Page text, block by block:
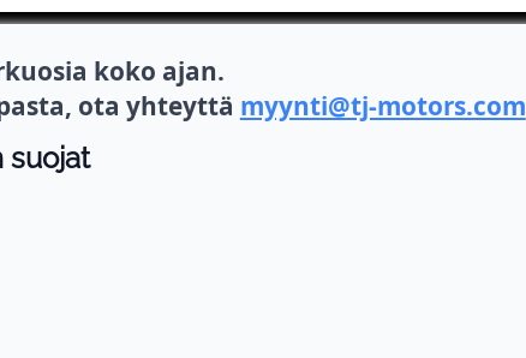
koko ajan.
ota yhteyttä myynti@tj-motors.com
suojat